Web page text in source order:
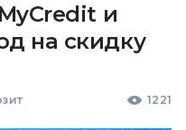
и
на скидку
1221